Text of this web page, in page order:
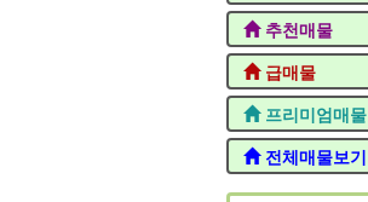
추천매물
급매물
프리미엄매물
전체매물보기